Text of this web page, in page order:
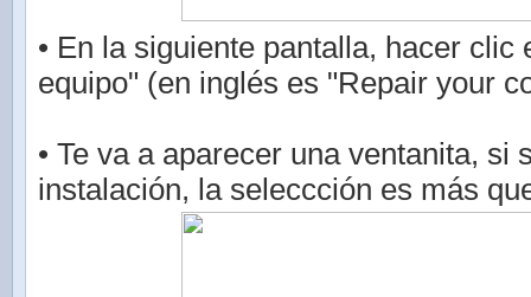
• En la siguiente pantalla, hacer clic
equipo" (en inglés es "Repair your
• Te va a aparecer una ventanita, si
instalación, la seleccción es más